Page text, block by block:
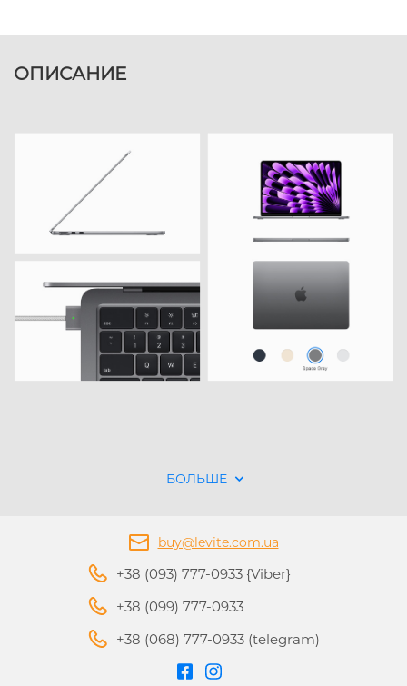
ОПИСАНИЕ
БОЛЬШЕ
buy@levite.com.ua
+38 (093) 777-0933 {Viber}
+38 (099) 777-0933
+38 (068) 777-0933 (telegram)